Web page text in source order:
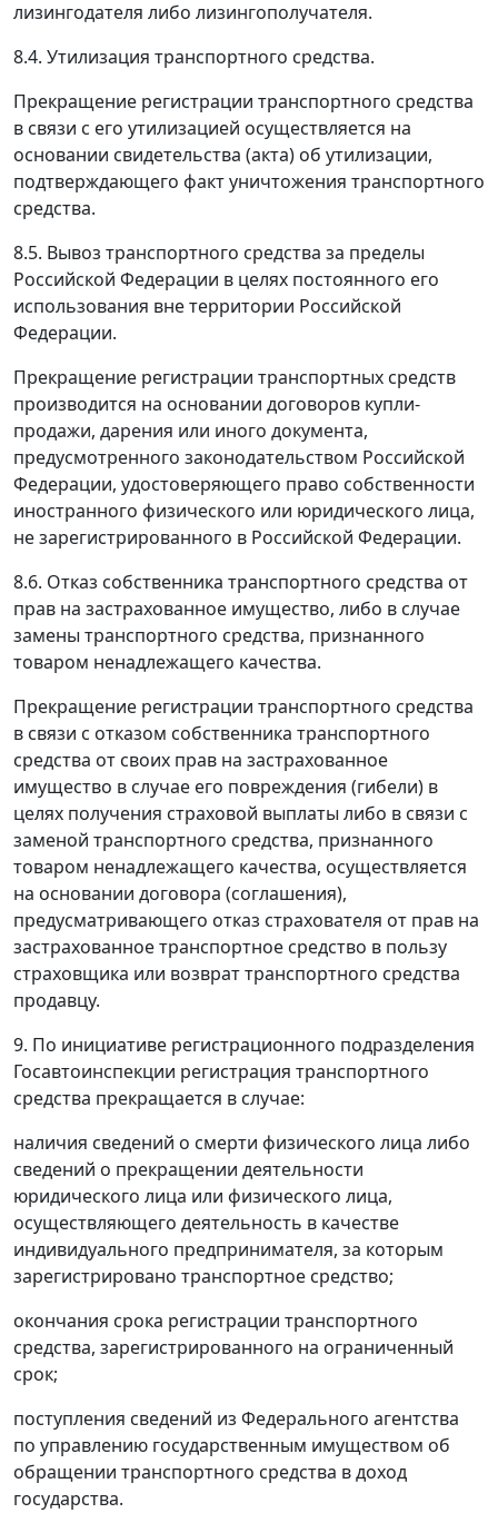
лизингодателя либо лизингополучателя.
8.4. Утилизация транспортного средства.
Прекращение регистрации транспортного средства
в связи с его утилизацией осуществляется на
основании свидетельства (акта) об утилизации,
подтверждающего факт уничтожения транспортного
средства.
8.5. Вывоз транспортного средства за пределы
Российской Федерации в целях постоянного его
использования вне территории Российской
Федерации.
Прекращение регистрации транспортных средств
производится на основании договоров купли-
продажи, дарения или иного документа,
предусмотренного законодательством Российской
Федерации, удостоверяющего право собственности
иностранного физического или юридического лица,
не зарегистрированного в Российской Федерации.
8.6. Отказ собственника транспортного средства от
прав на застрахованное имущество, либо в случае
замены транспортного средства, признанного
товаром ненадлежащего качества.
Прекращение регистрации транспортного средства
в связи с отказом собственника транспортного
средства от своих прав на застрахованное
имущество в случае его повреждения (гибели) в
целях получения страховой выплаты либо в связи с
заменой транспортного средства, признанного
товаром ненадлежащего качества, осуществляется
на основании договора (соглашения),
предусматривающего отказ страхователя от прав на
застрахованное транспортное средство в пользу
страховщика или возврат транспортного средства
продавцу.
9. По инициативе регистрационного подразделения
Госавтоинспекции регистрация транспортного
средства прекращается в случае:
наличия сведений о смерти физического лица либо
сведений о прекращении деятельности
юридического лица или физического лица,
осуществляющего деятельность в качестве
индивидуального предпринимателя, за которым
зарегистрировано транспортное средство;
окончания срока регистрации транспортного
средства, зарегистрированного на ограниченный
срок;
поступления сведений из Федерального агентства
по управлению государственным имуществом об
обращении транспортного средства в доход
государства.